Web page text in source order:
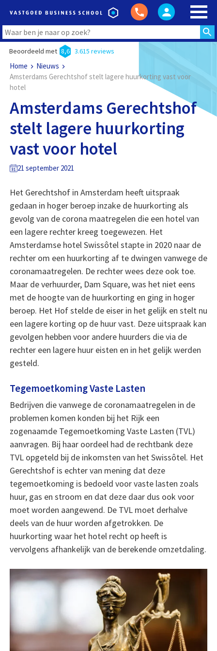
Beoordeeld met 8,6 3.615 reviews
Home
Nieuws
Amsterdams Gerechtshof stelt lagere huurkorting vast voor
hotel
Amsterdams Gerechtshof
stelt lagere huurkorting
vast voor hotel
21 september 2021
Het Gerechtshof in Amsterdam heeft uitspraak
gedaan in hoger beroep inzake de huurkorting als
gevolg van de corona maatregelen die een hotel van
een lagere rechter kreeg toegewezen. Het
Amsterdamse hotel Swissôtel stapte in 2020 naar de
rechter om een huurkorting af te dwingen vanwege de
coronamaatregelen. De rechter wees deze ook toe.
Maar de verhuurder, Dam Square, was het niet eens
met de hoogte van de huurkorting en ging in hoger
beroep. Het Hof stelde de eiser in het gelijk en stelt nu
een lagere korting op de huur vast. Deze uitspraak kan
gevolgen hebben voor andere huurders die via de
rechter een lagere huur eisten en in het gelijk werden
gesteld.
Tegemoetkoming Vaste Lasten
Bedrijven die vanwege de coronamaatregelen in de
problemen komen konden bij het Rijk een
zogenaamde Tegemoetkoming Vaste Lasten (TVL)
aanvragen. Bij haar oordeel had de rechtbank deze
TVL opgeteld bij de inkomsten van het Swissôtel. Het
Gerechtshof is echter van mening dat deze
tegemoetkoming is bedoeld voor vaste lasten zoals
huur, gas en stroom en dat deze daar dus ook voor
moet worden aangewend. De TVL moet derhalve
deels van de huur worden afgetrokken. De
huurkorting waar het hotel recht op heeft is
vervolgens afhankelijk van de berekende omzetdaling.